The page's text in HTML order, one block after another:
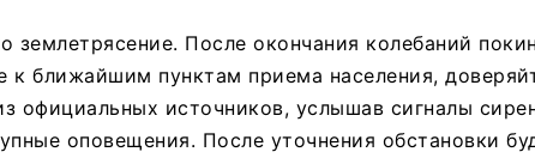
землетрясение. После окончания колебаний
к ближайшим пунктам приема населения,
официальных источников, услышав сигналы
оповещения. После уточнения обстановки